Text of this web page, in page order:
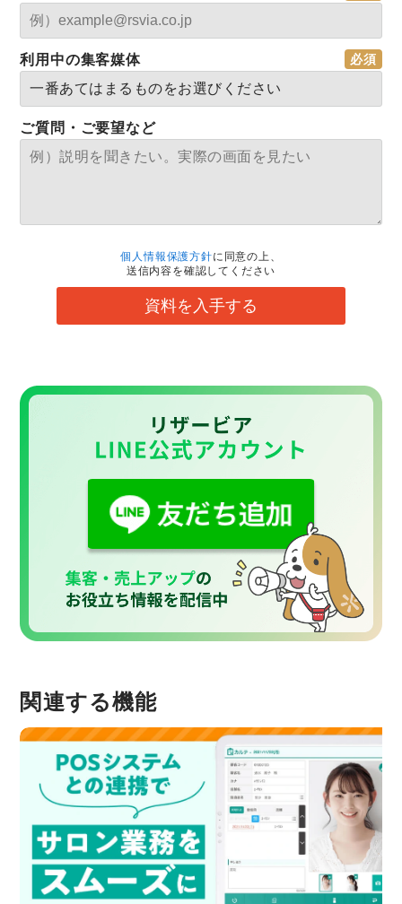
利用中の集客媒体
ご質問・ご要望など
個人情報保護方針に同意の上、
送信内容を確認してください
資料を入手する
関連する機能